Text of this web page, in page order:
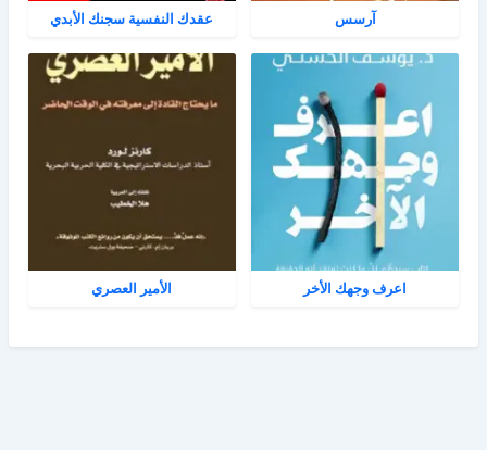
آرسس عقدك النفسية سجنك الأبدي
اعرف وجهك الأخر الأمير العصري